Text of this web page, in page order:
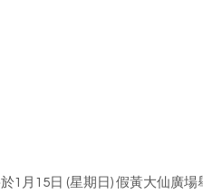
1月15日 (星期日) 假黃大仙廣